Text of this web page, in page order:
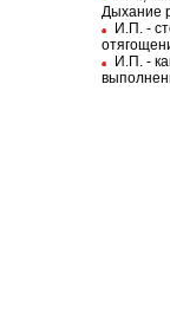
Дыхание
И.П. -
И.П. -